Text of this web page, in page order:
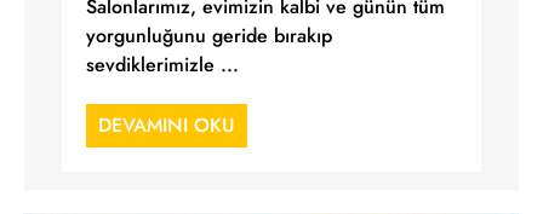
Salonlarımız, evimizin kalbi ve günün tüm
yorgunluğunu geride bırakıp
sevdiklerimizle ...
DEVAMINI OKU